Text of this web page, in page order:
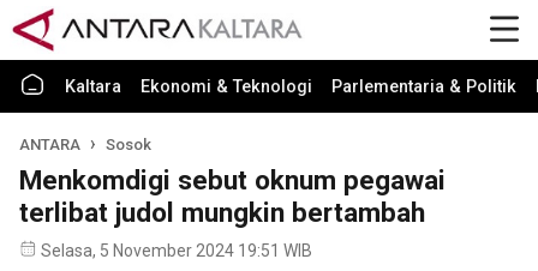
Kaltara Ekonomi & Teknologi Parlementaria & Politik
ANTARA Sosok
Menkomdigi sebut oknum pegawai
terlibat judol mungkin bertambah
Selasa, 5 November 2024 19:51 WIB